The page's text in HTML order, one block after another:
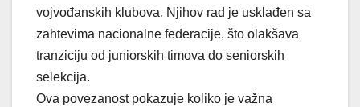
vojvođanskih klubova. Njihov rad je usklađen sa
zahtevima nacionalne federacije, što olakšava
tranziciju od juniorskih timova do seniorskih
selekcija.
Ova povezanost pokazuje koliko je važna